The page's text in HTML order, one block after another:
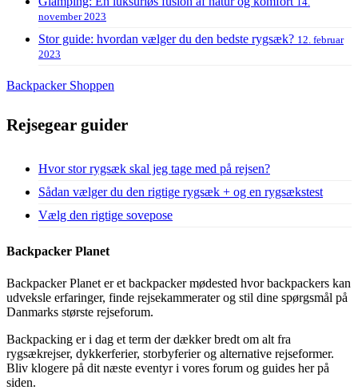
november 2023
Stor guide: hvordan vælger du den bedste rygsæk? 12. februar
2023
Backpacker Shoppen
Rejsegear guider
Hvor stor rygsæk skal jeg tage med på rejsen?
Sådan vælger du den rigtige rygsæk + og en rygsækstest
Vælg den rigtige sovepose
Backpacker Planet
Backpacker Planet er et backpacker mødested hvor backpackers kan
udveksle erfaringer, finde rejsekammerater og stil dine spørgsmål på
Danmarks største rejseforum.
Backpacking er i dag et term der dækker bredt om alt fra
rygsækrejser, dykkerferier, storbyferier og alternative rejseformer.
Bliv klogere på dit næste eventyr i vores forum og guides her på
siden.